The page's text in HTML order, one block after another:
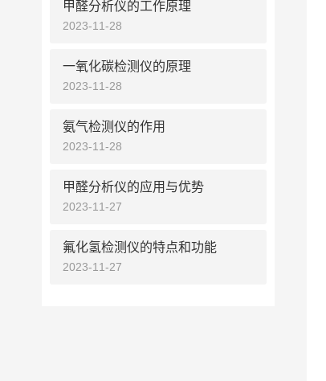
甲醛分析仪的工作原理
2023-11-28
一氧化碳检测仪的原理
2023-11-28
氨气检测仪的作用
2023-11-28
甲醛分析仪的应用与优势
2023-11-27
氟化氢检测仪的特点和功能
2023-11-27